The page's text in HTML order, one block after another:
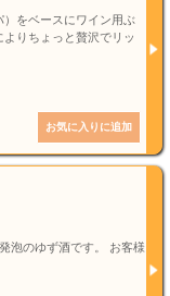
）をベースにワイン用ぶ
りちょっと贅沢でリッ
泡のゆず酒です。 お客様